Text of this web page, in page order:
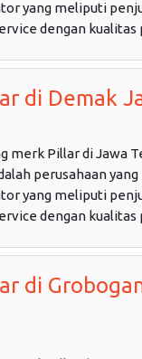
yang meliputi
dengan
di Demak
merk Pillar di Jawa
perusahaan
yang meliputi
dengan
di